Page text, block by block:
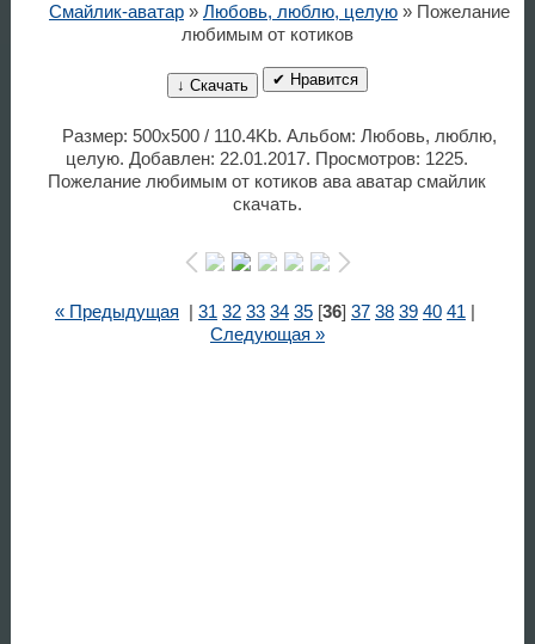
Смайлик-аватар» Любовь, люблю, целую» Пожелание
любимым от котиков
↓ Скачать ✔ Нравится
Размер: 500x500 / 110.4Kb. Альбом: Любовь, люблю,
целую. Добавлен: 22.01.2017. Просмотров: 1225.
Пожелание любимым от котиков ава аватар смайлик
скачать.
« Предыдущая 31 32 33 34 35[36] 37 38 39 40 41
Следующая »